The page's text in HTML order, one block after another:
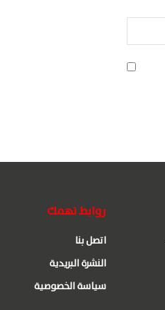
روابط تهمك
اتصل بنا
النشرة البريدية
سياسة الخصوصية